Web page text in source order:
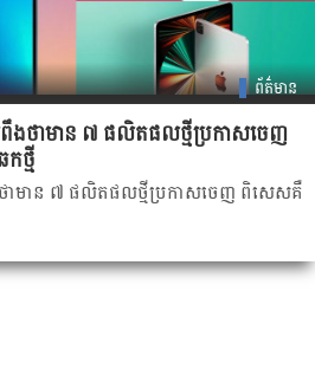
ព័ត៌មាន
ពឹងថាមាន ៧ ផលិតផលថ្មីប្រកាសចេញ
ថ្មី
ថាមាន ៧ ផលិតផលថ្មីប្រកាសចេញ ពិសេសគឺ